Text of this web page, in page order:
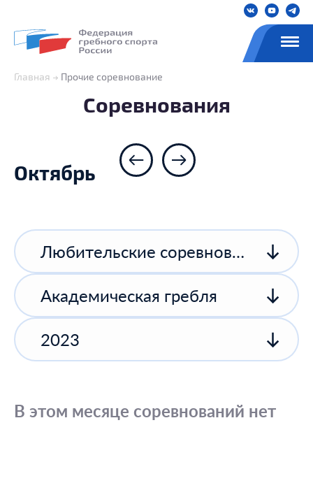
Главная Прочие соревнование
Соревнования
Октябрь
Любительские соревнования
Академическая гребля
2023
В этом месяце соревнований нет